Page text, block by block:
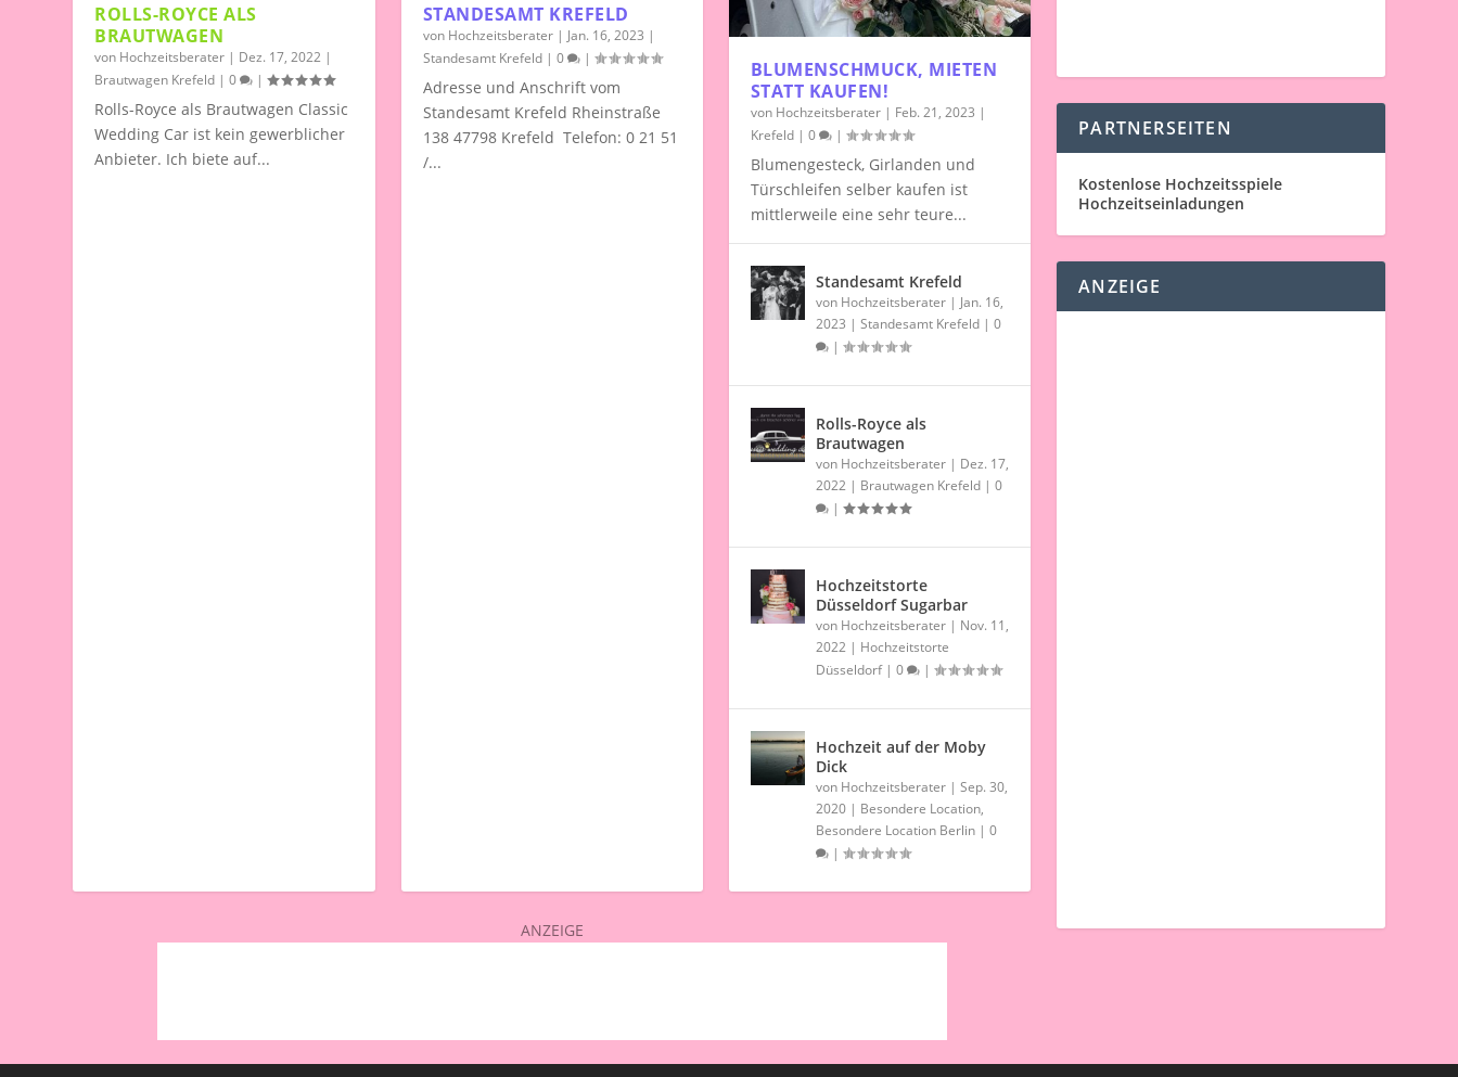
ROLLS-ROYCE ALS
BRAUTWAGEN
von Hochzeitsberater | Dez. 17, 2022 |
Brautwagen Krefeld |0 |
Rolls-Royce als Brautwagen Classic
Wedding Car ist kein gewerblicher
Anbieter. Ich biete auf...
STANDESAMT KREFELD
von Hochzeitsberater| Jan. 16, 2023 |
Standesamt Krefeld| 0 |
Adresse und Anschrift vom
Standesamt Krefeld Rheinstraße
138 47798 Krefeld Telefon: 0 21 51
/...
BLUMENSCHMUCK, MIETEN
STATT KAUFEN!
von Hochzeitsberater| Feb. 21, 2023 |
Krefeld| 0 |
Blumengesteck, Girlanden und
Türschleifen selber kaufen ist
mittlerweile eine sehr teure...
Standesamt Krefeld
von Hochzeitsberater| Jan. 16,
2023 | Standesamt Krefeld| 0
|
Rolls-Royce als
Brautwagen
von Hochzeitsberater| Dez. 17,
2022| Brautwagen Krefeld| 0
|
Hochzeitstorte
Düsseldorf Sugarbar
von Hochzeitsberater| Nov. 11,
2022| Hochzeitstorte
Düsseldorf| 0 |
Hochzeit auf der Moby
Dick
von Hochzeitsberater| Sep. 30,
2020| Besondere Location,
Besondere Location Berlin| 0
|
ANZEIGE
PARTNERSEITEN
Kostenlose Hochzeitsspiele
Hochzeitseinladungen
ANZEIGE